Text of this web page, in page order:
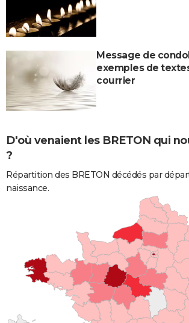
Message de
exemples de
courrier
D'où venaient les BRETON qui
?
Répartition des BRETON décédés par
naissance.